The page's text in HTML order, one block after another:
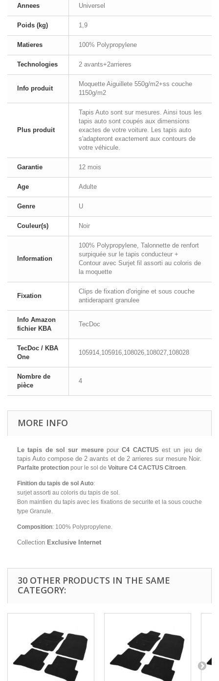
Annees Universel
Poids (kg) 1,9
Matieres 100% Polypropylene
Technologies 2 avants+2arrieres
Info produit
Moquette Aiguillete 550g/m2+ss couche
1150g/m2
Plus produit
Tapis Auto sont sur mesures. Ainsi tous les
tapis auto sont coupés aux dimensions
exactes de votre voiture. Les tapis auto
s'adapteront exactement aux contours de
votre véhicule.
Garantie 12 mois
Age Adulte
Genre U
Couleur(s) Noir
Information
100% Polypropylene, Talonnette de renfort
surpiquée sur le tapis conducteur +
Contour avec Surjet fil assorti au coloris de
la moquette
Fixation
Clips de fixation d'origine et sous couche
antiderapant granulee
Info Amazon
fichier KBA
TecDoc
TecDoc / KBA
One
105914,105916,108026,108027,108028
Nombre de
pièce
4
MORE INFO
Le tapis de sol sur mesurepourC4 CACTUS est un jeu de
tapis Auto compose de 2 avants et de 2 arrieres sur mesure Noir.
Parfaite protection pour le sol de Voiture C4 CACTUS Citroen.
Finition du tapis de sol Auto:
surjet assorti au coloris du tapis de sol.
Bon maintien du tapis avec les fixations de securite et la sous couche
type Granule.
Composition: 100% Polypropylene.
Collection Exclusive Internet
30 OTHER PRODUCTS IN THE SAME
CATEGORY: